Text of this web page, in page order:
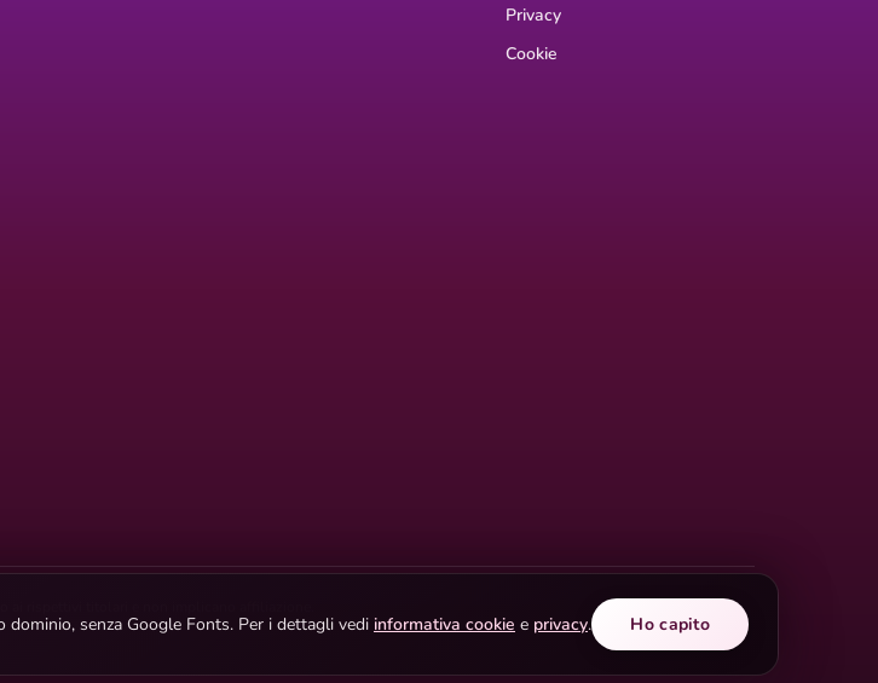
Privacy
Cookie
senza Google Fonts. Per i dettagli vedi informativa cookie e privacy. Ho capito